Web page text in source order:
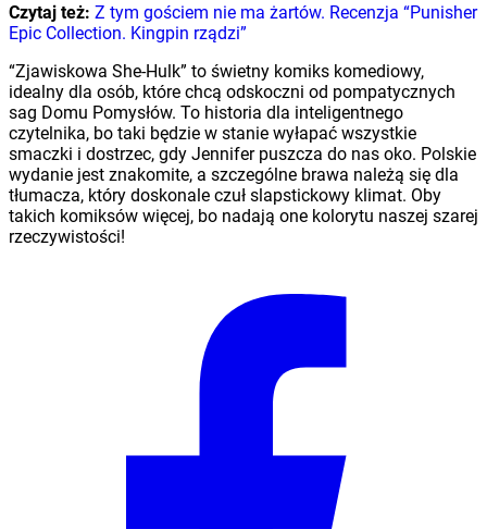
Czytaj też: Z tym gościem nie ma żartów. Recenzja “Punisher
Epic Collection. Kingpin rządzi”
“Zjawiskowa She-Hulk” to świetny komiks komediowy,
idealny dla osób, które chcą odskoczni od pompatycznych
sag Domu Pomysłów. To historia dla inteligentnego
czytelnika, bo taki będzie w stanie wyłapać wszystkie
smaczki i dostrzec, gdy Jennifer puszcza do nas oko. Polskie
wydanie jest znakomite, a szczególne brawa należą się dla
tłumacza, który doskonale czuł slapstickowy klimat. Oby
takich komiksów więcej, bo nadają one kolorytu naszej szarej
rzeczywistości!